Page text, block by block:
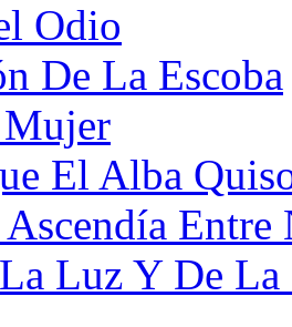
Odio
De La Escoba
Mujer
El Alba
Entre
Luz Y De La